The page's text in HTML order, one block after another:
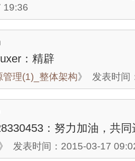
19:36
：精辟
管理(1)_整体架构》 发表时间
：努力加油，共
》 发表时间：2015-03-17